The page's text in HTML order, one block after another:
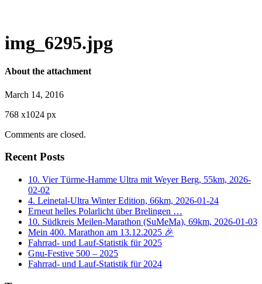
img_6295.jpg
About the attachment
March 14, 2016
768 x1024 px
Comments are closed.
Recent Posts
10. Vier Türme-Hamme Ultra mit Weyer Berg, 55km, 2026-
02-02
4. Leinetal-Ultra Winter Edition, 66km, 2026-01-24
Erneut helles Polarlicht über Brelingen …
10. Südkreis Meilen-Marathon (SuMeMa), 69km, 2026-01-03
Mein 400. Marathon am 13.12.2025 🎉
Fahrrad- und Lauf-Statistik für 2025
Gnu-Festive 500 – 2025
Fahrrad- und Lauf-Statistik für 2024